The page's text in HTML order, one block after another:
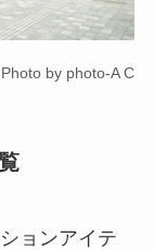
Photo by photo-A C
ョンアイテ